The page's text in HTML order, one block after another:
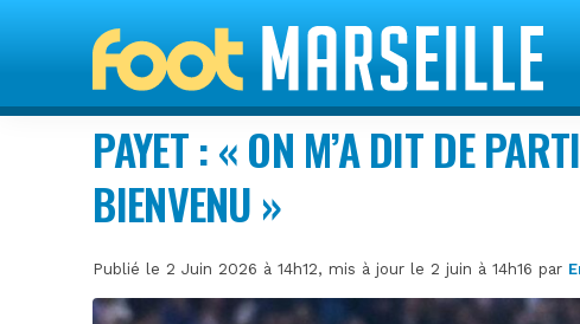
PAYET : « ON M’A DIT DE
BIENVENU »
Publié le 2 Juin 2026 à 14h12, mis à jour le 2 juin à 14h16 par